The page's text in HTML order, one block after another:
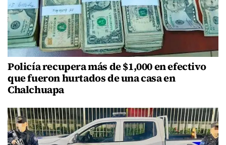
Policía recupera más de $1,000 en efectivo
que fueron hurtados de una casa en
Chalchuapa